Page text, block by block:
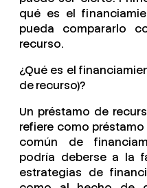
qué es el
pueda compararlo
recurso.
¿Qué es el
de recurso)?
Un préstamo de
refiere como
común de
podría deberse a la
estrategias de